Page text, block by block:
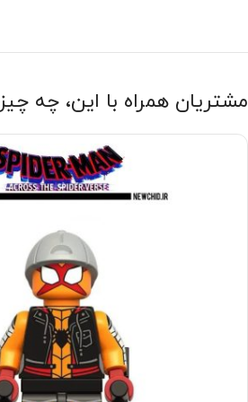
مشتریان همراه با این، چه